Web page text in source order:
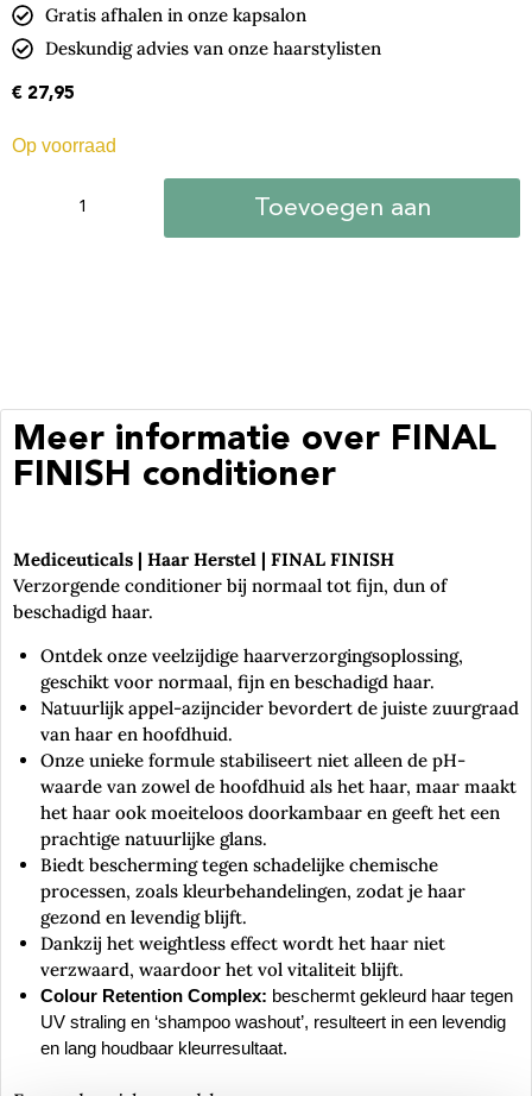
Gratis afhalen in onze kapsalon
Deskundig advies van onze haarstylisten
€ 27,95
Op voorraad
Toevoegen aan
Meer informatie over FINAL
FINISH conditioner
Mediceuticals | Haar Herstel | FINAL FINISH
Verzorgende conditioner bij normaal tot fijn, dun of
beschadigd haar.
Ontdek onze veelzijdige haarverzorgingsoplossing,
geschikt voor normaal, fijn en beschadigd haar.
Natuurlijk appel-azijncider bevordert de juiste zuurgraad
van haar en hoofdhuid.
Onze unieke formule stabiliseert niet alleen de pH-
waarde van zowel de hoofdhuid als het haar, maar maakt
het haar ook moeiteloos doorkambaar en geeft het een
prachtige natuurlijke glans.
Biedt bescherming tegen schadelijke chemische
processen, zoals kleurbehandelingen, zodat je haar
gezond en levendig blijft.
Dankzij het weightless effect wordt het haar niet
verzwaard, waardoor het vol vitaliteit blijft.
Colour Retention Complex: beschermt gekleurd haar tegen
UV straling en ‘shampoo washout’, resulteert in een levendig
en lang houdbaar kleurresultaat.